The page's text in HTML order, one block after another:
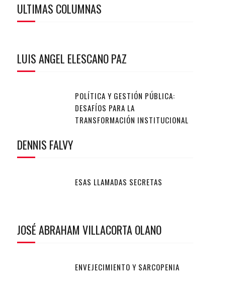
ULTIMAS COLUMNAS
LUIS ANGEL ELESCANO PAZ
POLÍTICA Y GESTIÓN PÚBLICA:
DESAFÍOS PARA LA
TRANSFORMACIÓN INSTITUCIONAL
DENNIS FALVY
ESAS LLAMADAS SECRETAS
JOSÉ ABRAHAM VILLACORTA OLANO
ENVEJECIMIENTO Y SARCOPENIA